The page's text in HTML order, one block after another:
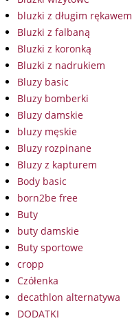
bluzki z długim rękawem
Bluzki z falbaną
Bluzki z koronką
Bluzki z nadrukiem
Bluzy basic
Bluzy bomberki
Bluzy damskie
bluzy męskie
Bluzy rozpinane
Bluzy z kapturem
Body basic
born2be free
Buty
buty damskie
Buty sportowe
cropp
Czółenka
decathlon alternatywa
DODATKI